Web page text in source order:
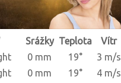
Srážky Teplota
Vítr
0 mm 19°
3 m/s
0 mm 19°
4 m/s